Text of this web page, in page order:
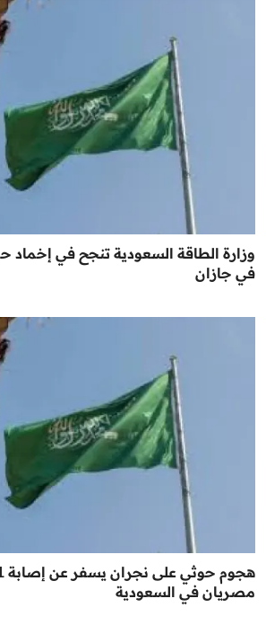
وزارة الطاقة السعودية تنجح في إخماد
في جازان
مصريان في السعودية